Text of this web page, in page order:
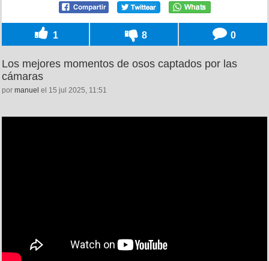
1 8 0
Los mejores momentos de osos captados por las
cámaras
por manuel el 15 jul 2025, 11:51